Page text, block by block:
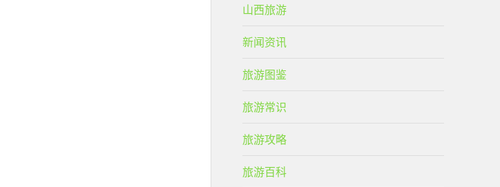
山西旅游
新闻资讯
旅游图鉴
旅游常识
旅游攻略
旅游百科